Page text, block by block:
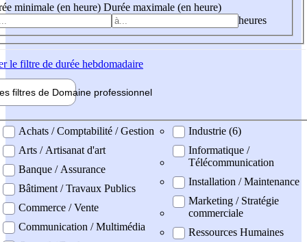
minimale (en heure) Durée maximale (en heure)
heures
le filtre de durée hebdomadaire
filtres de Domaine professionnel
professionel
Achats / Comptabilité / Gestion
Arts / Artisanat d'art
Banque / Assurance
Bâtiment / Travaux Publics
Commerce / Vente
Communication / Multimédia
Industrie (6)
Informatique /
Télécommunication
Installation / Maintenance
Marketing / Stratégie
commerciale
Ressources Humaines